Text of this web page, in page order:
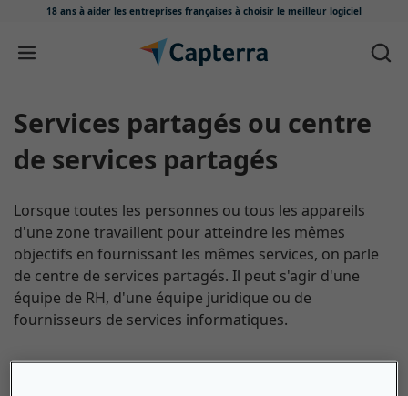
18 ans à aider les entreprises françaises à choisir le meilleur logiciel
Passer au contenu
Services partagés ou centre
de services partagés
Lorsque toutes les personnes ou tous les appareils
d'une zone travaillent pour atteindre les mêmes
objectifs en fournissant les mêmes services, on parle
de centre de services partagés. Il peut s'agir d'une
équipe de RH, d'une équipe juridique ou de
fournisseurs de services informatiques.